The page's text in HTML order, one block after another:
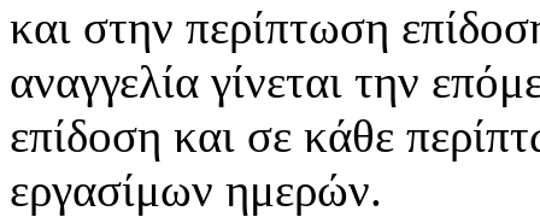
και στην περίπτωση
αναγγελία γίνεται την
επίδοση και σε κάθε
εργασίμων ημερών.